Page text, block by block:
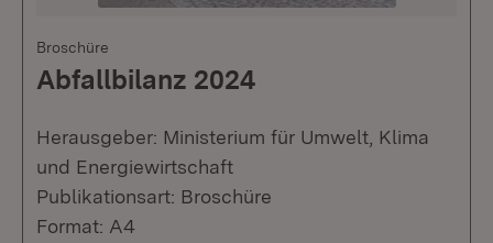
Broschüre
Abfallbilanz 2024
Herausgeber: Ministerium für Umwelt, Klima
und Energiewirtschaft
Publikationsart: Broschüre
Format: A4